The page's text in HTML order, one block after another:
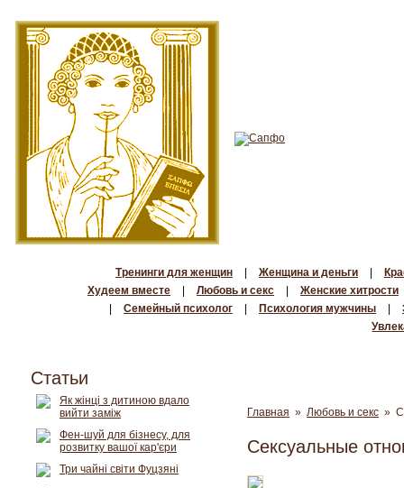
Тренинги для женщин Женщина и деньги
Худеем вместе
Любовь и секс
Женские хитрости
Семейный психолог Психология мужчины
Главная » Любовь и секс »
Сексуальные
Статьи
Як жінці з дитиною вдало
вийти заміж
Фен-шуй для бізнесу, для
розвитку вашої кар'єри
Три чайні світи Фуцзяні